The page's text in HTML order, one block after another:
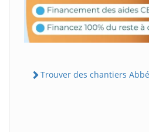
Trouver des chantiers